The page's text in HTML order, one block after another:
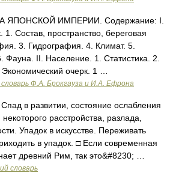
ЯПОНСКОЙ ИМПЕРИИ. Содержание: I.
1. Состав, пространство, береговая
3. Гидрография. 4. Климат. 5.
Фауна. II. Население. 1. Статистика. 2.
очерк. 1 …
Ф.А. Брокгауза и И.А. Ефрона
в развитии, состояние ослабления
расстройства, разлада,
Упадок в искусстве. Переживать
в упадок. □ Если современная
древний Рим, так это&#8230; …
словарь